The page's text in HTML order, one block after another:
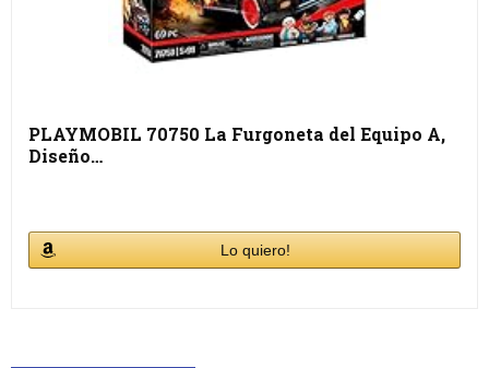
PLAYMOBIL 70750 La Furgoneta del Equipo A,
Diseño…
Lo quiero!